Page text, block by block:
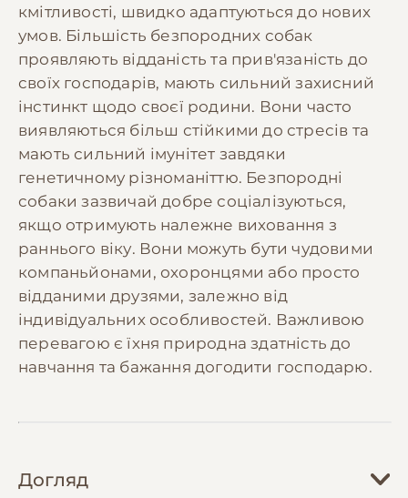
кмітливості, швидко адаптуються до нових
умов. Більшість безпородних собак
проявляють відданість та прив'язаність до
своїх господарів, мають сильний захисний
інстинкт щодо своєї родини. Вони часто
виявляються більш стійкими до стресів та
мають сильний імунітет завдяки
генетичному різноманіттю. Безпородні
собаки зазвичай добре соціалізуються,
якщо отримують належне виховання з
раннього віку. Вони можуть бути чудовими
компаньйонами, охоронцями або просто
відданими друзями, залежно від
індивідуальних особливостей. Важливою
перевагою є їхня природна здатність до
навчання та бажання догодити господарю.
Догляд